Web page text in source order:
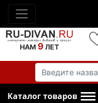
НАМ 9 ЛЕТ
Каталог товаров